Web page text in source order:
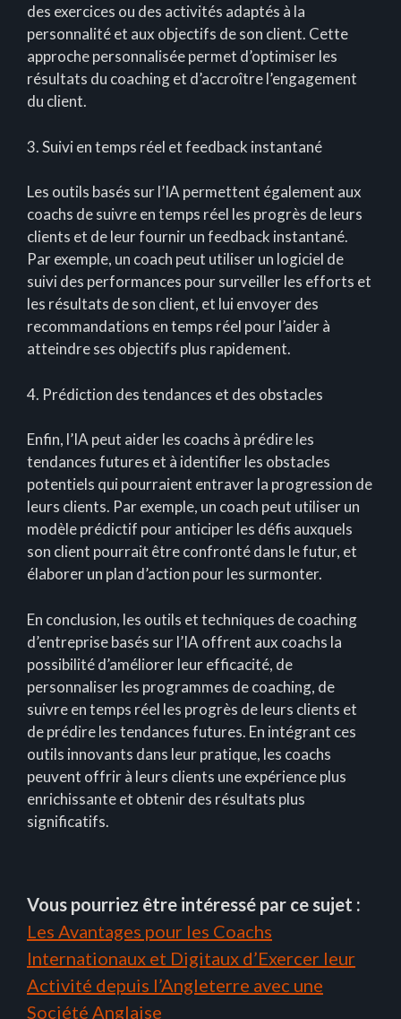
des exercices ou des activités adaptés à la
personnalité et aux objectifs de son client. Cette
approche personnalisée permet d’optimiser les
résultats du coaching et d’accroître l’engagement
du client.
3. Suivi en temps réel et feedback instantané
Les outils basés sur l’IA permettent également aux
coachs de suivre en temps réel les progrès de leurs
clients et de leur fournir un feedback instantané.
Par exemple, un coach peut utiliser un logiciel de
suivi des performances pour surveiller les efforts et
les résultats de son client, et lui envoyer des
recommandations en temps réel pour l’aider à
atteindre ses objectifs plus rapidement.
4. Prédiction des tendances et des obstacles
Enfin, l’IA peut aider les coachs à prédire les
tendances futures et à identifier les obstacles
potentiels qui pourraient entraver la progression de
leurs clients. Par exemple, un coach peut utiliser un
modèle prédictif pour anticiper les défis auxquels
son client pourrait être confronté dans le futur, et
élaborer un plan d’action pour les surmonter.
En conclusion, les outils et techniques de coaching
d’entreprise basés sur l’IA offrent aux coachs la
possibilité d’améliorer leur efficacité, de
personnaliser les programmes de coaching, de
suivre en temps réel les progrès de leurs clients et
de prédire les tendances futures. En intégrant ces
outils innovants dans leur pratique, les coachs
peuvent offrir à leurs clients une expérience plus
enrichissante et obtenir des résultats plus
significatifs.
Vous pourriez être intéressé par ce sujet :
Les Avantages pour les Coachs
Internationaux et Digitaux d’Exercer leur
Activité depuis l’Angleterre avec une
Société Anglaise